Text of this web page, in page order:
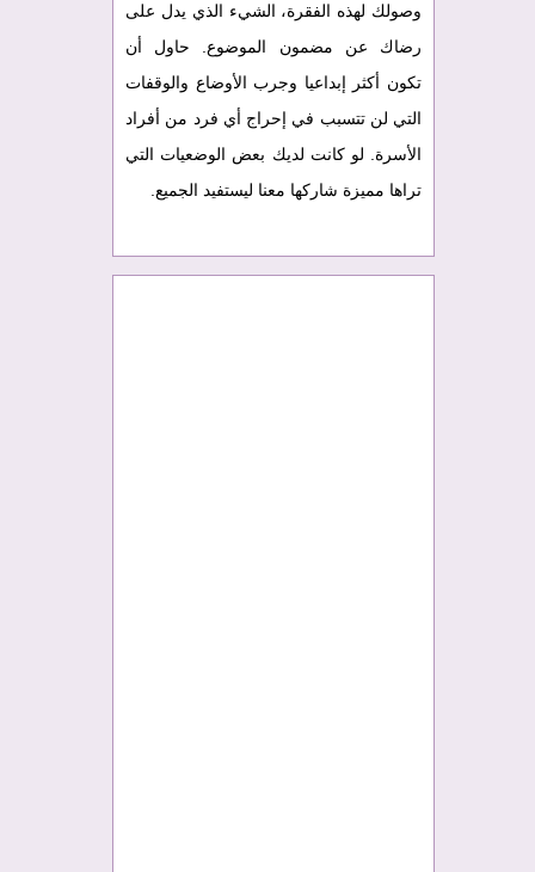
وصولك لهذه الفقرة، الشيء الذي يدل على
رضاك عن مضمون الموضوع. حاول أن
تكون أكثر إبداعيا وجرب الأوضاع والوقفات
التي لن تتسبب في إحراج أي فرد من أفراد
الأسرة. لو كانت لديك بعض الوضعيات التي
تراها مميزة شاركها معنا ليستفيد الجميع.